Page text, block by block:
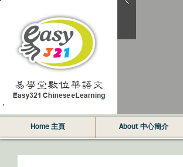
Home 主頁 About 中心簡介